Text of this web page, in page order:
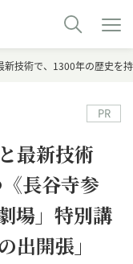
技術で、1300年の歴史を
最新技術
長谷寺参
場」特別講
出開張」
PR